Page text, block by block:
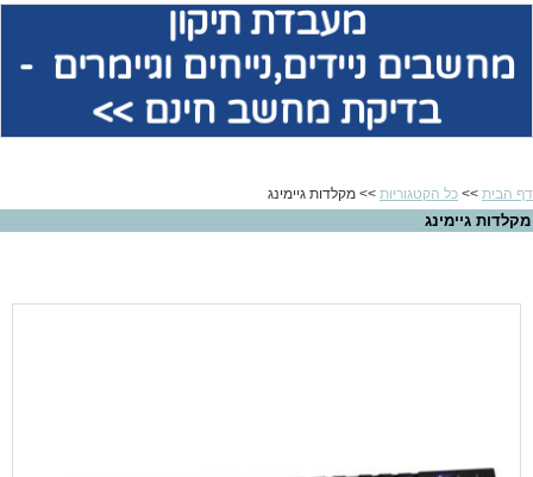
מעבדת תיקון
מחשבים ניידים,נייחים וגיימרים -
בדיקת מחשב חינם >>
דף הבית >> כל הקטגוריות >> מקלדות גיימינג
מקלדות גיימינג